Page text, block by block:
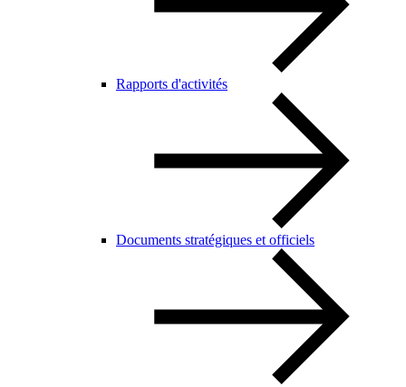
Rapports d'activités
Documents stratégiques et officiels